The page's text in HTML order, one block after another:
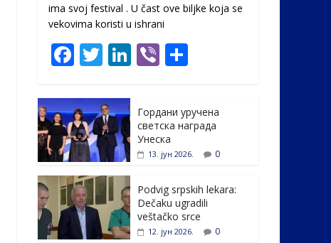
ima svoj festival . U čast ovе biljke koja se
vekovima koristi u ishrani
F
e
b
o
o
k
T
itt
er
Li
e
dI
n
Vi
e
Гордани уручена
светска награда
Унеска
13. јун 2026. 0
Podvig srpskih lekara:
Dečaku ugradili
veštačko srce
12. јун 2026. 0